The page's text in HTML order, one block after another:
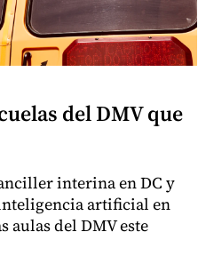
del DMV que
interina en DC y
artificial en
aulas del DMV este